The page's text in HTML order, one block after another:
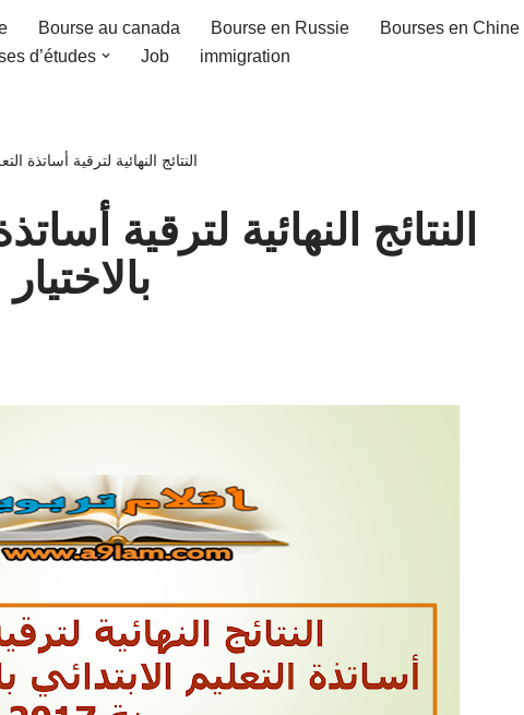
Bourse au canada Bourse en Russie Bourses en Chine
d’études
Job immigration
النتائج النهائية لترقية أساتذة
النتائج النهائية لترقية